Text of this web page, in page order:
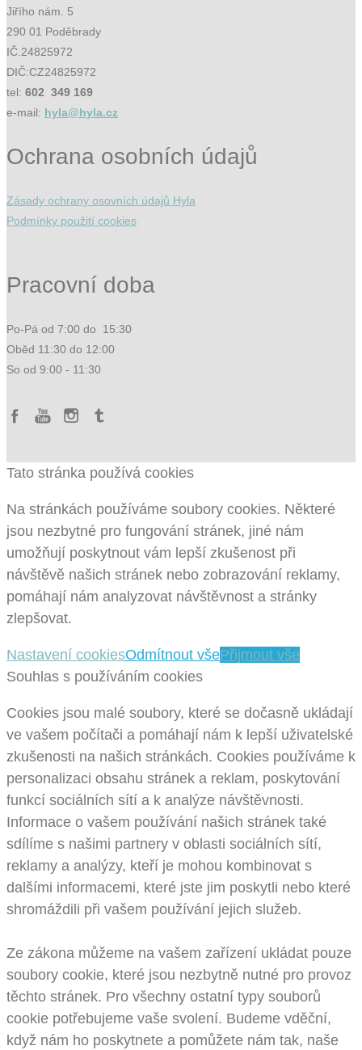
Jiřího nám. 5
290 01 Poděbrady
IČ.24825972
DIČ:CZ24825972
tel: 602 349 169
e-mail: hyla@hyla.cz
Ochrana osobních údajů
Zásady ochrany osovních údajů Hyla
Podmínky použití cookies
Pracovní doba
Po-Pá od 7:00 do 15:30
Oběd 11:30 do 12:00
So od 9:00 - 11:30
Tato stránka používá cookies
Na stránkách používáme soubory cookies. Některé
jsou nezbytné pro fungování stránek, jiné nám
umožňují poskytnout vám lepší zkušenost při
návštěvě našich stránek nebo zobrazování reklamy,
pomáhají nám analyzovat návštěvnost a stránky
zlepšovat.
Nastavení cookiesOdmítnout všePřijmout vše
Souhlas s používáním cookies
Cookies jsou malé soubory, které se dočasně ukládají
ve vašem počítači a pomáhají nám k lepší uživatelské
zkušenosti na našich stránkách. Cookies používáme k
personalizaci obsahu stránek a reklam, poskytování
funkcí sociálních sítí a k analýze návštěvnosti.
Informace o vašem používání našich stránek také
sdílíme s našimi partnery v oblasti sociálních sítí,
reklamy a analýzy, kteří je mohou kombinovat s
dalšími informacemi, které jste jim poskytli nebo které
shromáždili při vašem používání jejich služeb.
Ze zákona můžeme na vašem zařízení ukládat pouze
soubory cookie, které jsou nezbytně nutné pro provoz
těchto stránek. Pro všechny ostatní typy souborů
cookie potřebujeme vaše svolení. Budeme vděční,
když nám ho poskytnete a pomůžete nám tak, naše